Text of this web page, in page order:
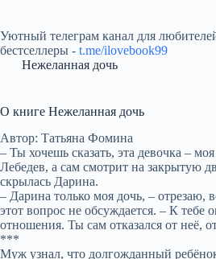
Уютный телеграм канал для
бестселлеры - t.me/ilovebook99
Нежеланная дочь
О книге Нежеланная дочь
Автор: Татьяна Фомина
– Ты хочешь сказать, эта девочка –
Лебедев, а сам смотрит на закрытую
скрылась Дарина.
– Дарина только моя дочь, – отрезаю,
этот вопрос не обсуждается. – К тебе
отношения. Ты сам отказался от неё,
***
Муж узнал, что долгожданный